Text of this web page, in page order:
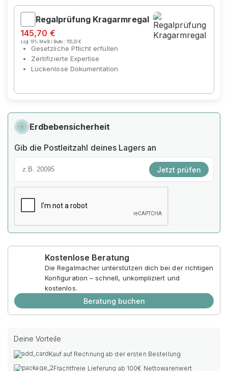
Regalprüfung Kragarmregal
145,70 €
zzgl. 19% MwSt / Brutto :155,33 €
Gesetzliche Pflicht erfüllen
Zertifizierte Expertise
Lückenlose Dokumentation
Erdbebensicherheit
Gib die Postleitzahl deines Lagers an
Jetzt prüfen
Kostenlose Beratung
Die Regalmacher unterstützen dich bei der richtigen
Konfiguration – schnell, unkompliziert und
kostenlos.
Beratung buchen
Deine Vorteile
Kauf auf Rechnung ab der ersten Bestellung
Frachtfreie Lieferung ab 100€ Nettowarenwert